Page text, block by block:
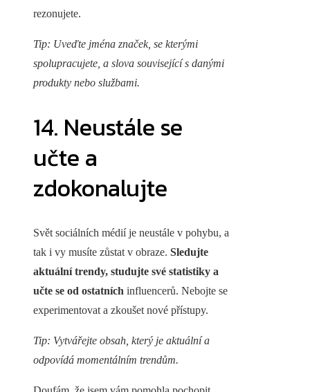
rezonujete.
Tip: Uveďte jména značek, se kterými
spolupracujete, a slova související s danými
produkty nebo službami.
14. Neustále se
učte a
zdokonalujte
Svět sociálních médií je neustále v pohybu, a
tak i vy musíte zůstat v obraze. Sledujte
aktuální trendy, studujte své statistiky a
učte se od ostatních influencerů. Nebojte se
experimentovat a zkoušet nové přístupy.
Tip: Vytvářejte obsah, který je aktuální a
odpovídá momentálním trendům.